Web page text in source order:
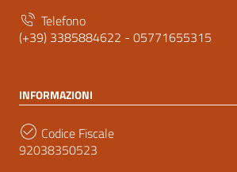
Telefono
(+39) 3385884622 - 05771655315
INFORMAZIONI
Codice Fiscale
92038350523